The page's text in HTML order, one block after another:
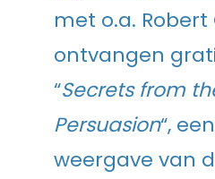
met o.a. Robert
ontvangen
“Secrets from
Persuasion“,
weergave van